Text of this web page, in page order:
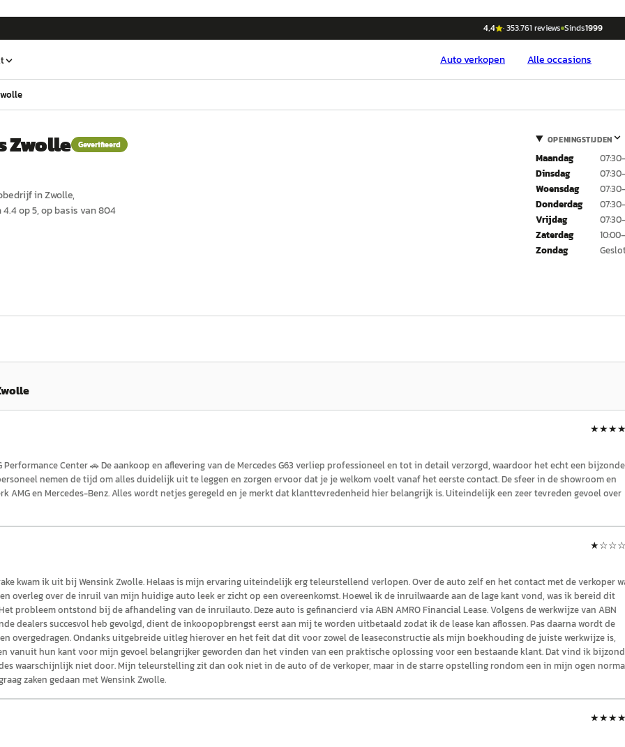
4,4 ·353.761 reviews Sinds1999
Autoverkopen Alle occasions
Zwolle Geverifieerd
bedrijf inZwolle,
op 5, op basis van 804
OPENINGSTIJDEN
Maandag
Dinsdag
Woensdag
Donderdag
Vrijdag
Zaterdag
Zondag
Performance Center 🚗 De aankoop en aflevering van de Mercedes G63 verliep professioneel en tot in detail verzorgd, waardoor het echt een
nemen de tijd om alles duidelijk uit te leggen en zorgen ervoor dat je je welkom voelt vanaf het eerste contact. De sfeer in de showroom en
en Mercedes-Benz. Alles wordt netjes geregeld en je merkt dat klanttevredenheid hier belangrijk is. Uiteindelijk een zeer tevreden gevoel over
★
kwam ik uit bij Wensink Zwolle. Helaas is mijn ervaring uiteindelijk erg teleurstellend verlopen. Over de auto zelf en het contact met de verkoper
overleg over de inruil van mijn huidige auto leek er zicht op een overeenkomst. Hoewel ik de inruilwaarde aan de lage kant vond, was ik bereid dit
probleem ontstond bij de afhandeling van de inruilauto. Deze auto is gefinancierd via ABN AMRO Financial Lease. Volgens de werkwijze van ABN
dealers succesvol heb gevolgd, dient de inkoopopbrengst eerst aan mij te worden uitbetaald zodat ik de lease kan aflossen. Pas daarna wordt de
overgedragen. Ondanks uitgebreide uitleg hierover en het feit dat dit voor zowel de leaseconstructie als mijn boekhouding de juiste werkwijze is,
vanuit hun kant voor mijn gevoel belangrijker geworden dan het vinden van een praktische oplossing voor een bestaande klant. Dat vind ik
waarschijnlijk niet door. Mijn teleurstelling zit dan ook niet in de auto of de verkoper, maar in de starre opstelling rondom een in mijn ogen
zaken gedaan met Wensink Zwolle.